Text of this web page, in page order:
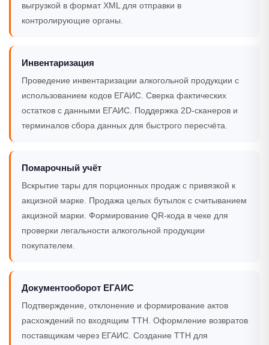
выгрузкой в формат XML для отправки в
контролирующие органы.
Инвентаризация
Проведение инвентаризации алкогольной продукции с
использованием кодов ЕГАИС. Сверка фактических
остатков с данными ЕГАИС. Поддержка 2D-сканеров и
терминалов сбора данных для быстрого пересчёта.
Помарочный учёт
Вскрытие тары для порционных продаж с привязкой к
акцизной марке. Продажа целых бутылок с считыванием
акцизной марки. Формирование QR-кода в чеке для
проверки легальности алкогольной продукции
покупателем.
Документооборот ЕГАИС
Подтверждение, отклонение и формирование актов
расхождений по входящим ТТН. Оформление возвратов
поставщикам через ЕГАИС. Создание ТТН для